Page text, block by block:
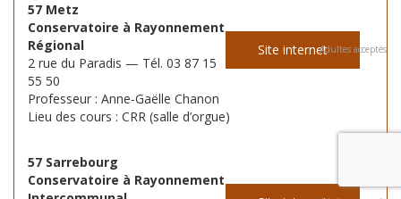
Site internet
57 Metz
Conservatoire à Rayonnement
Régional
2 rue du Paradis — Tél. 03 87 15
55 50
Professeur : Anne-Gaëlle Chanon
Lieu des cours : CRR (salle d’orgue)
Adultes acceptés
57 Sarrebourg
Conservatoire à Rayonnement